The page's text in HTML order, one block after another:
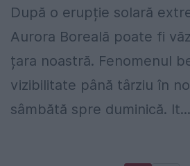
După o erupție solară
Aurora Boreală poate fi
țara noastră. Fenomenul
vizibilitate până târziu în
sâmbătă spre duminică. It...